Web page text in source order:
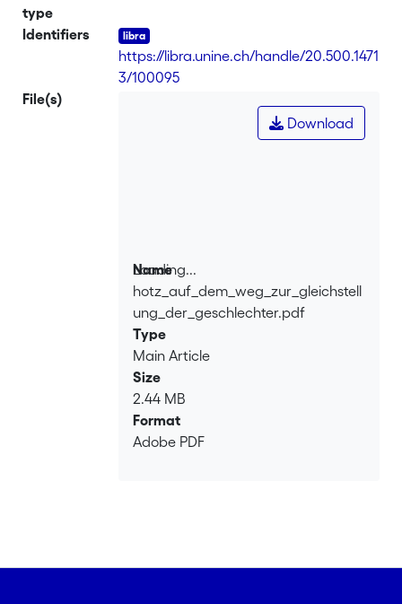
type
Identifiers
https://libra.unine.ch/handle/20.500.1471
3/100095
File(s)
Loading...
Loading...
Download
Name
hotz_auf_dem_weg_zur_gleichstell
ung_der_geschlechter.pdf
Type
Main Article
Size
2.44 MB
Format
Adobe PDF